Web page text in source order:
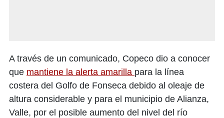
A través de un comunicado, Copeco dio a conocer
que mantiene la alerta amarilla para la línea
costera del Golfo de Fonseca debido al oleaje de
altura considerable y para el municipio de Alianza,
Valle, por el posible aumento del nivel del río